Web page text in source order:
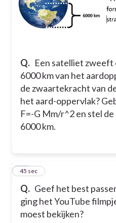
Q. Een satelliet zweeft
6000 km van het
de zwaartekracht van
het aard-oppervlak?
F=-G Mm/r^2 en stel
6000 km.
Q. Geef het best
ging het YouTube
moest bekijken?
10
45 sec